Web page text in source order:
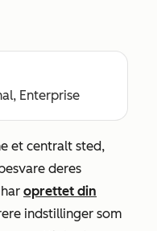
Enterprise
et centralt sted,
deres
oprettet din
indstillinger som